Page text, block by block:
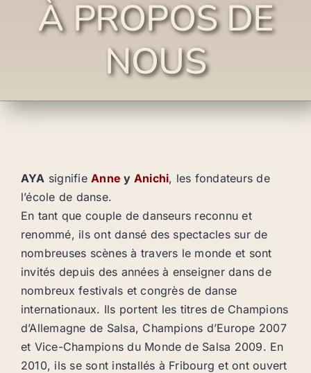
À PROPOS DE
NOUS
AYA signifieAnne y Anichi, les fondateurs de
l’école de danse.
En tant que couple de danseurs reconnu et
renommé, ils ont dansé des spectacles sur de
nombreuses scènes à travers le monde et sont
invités depuis des années à enseigner dans de
nombreux festivals et congrès de danse
internationaux. Ils portent les titres de Champions
d’Allemagne de Salsa, Champions d’Europe 2007
et Vice-Champions du Monde de Salsa 2009. En
2010, ils se sont installés à Fribourg et ont ouvert